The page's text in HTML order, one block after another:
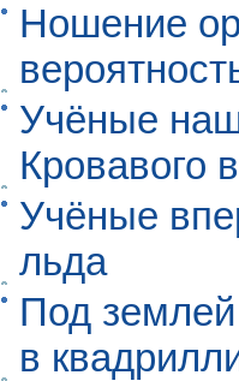
Ношение
Учёные
Кровавого
Учёные
льда
Под землей
в